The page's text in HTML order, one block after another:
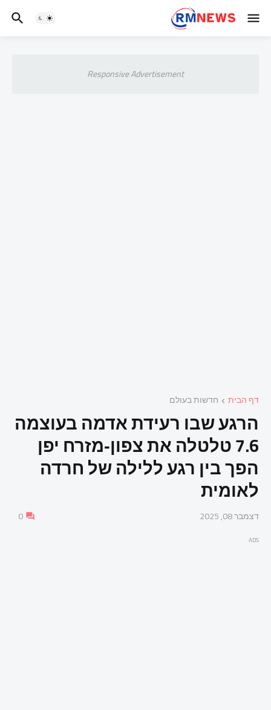
Responsive Advertisement
דף הבית חדשות בעולם
הרגע שבו רעידת אדמה בעוצמה
7.6 טלטלה את צפון‑מזרח יפן
הפך בין רגע ללילה של חרדה
לאומית
דצמבר 08, 2025 0
ADS